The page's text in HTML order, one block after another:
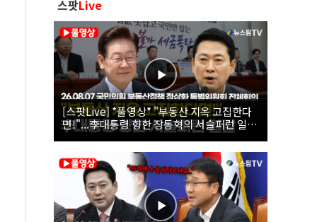
스팟Live
[스팟Live] *풀영상* "부동산 지옥 고집한다
면!"...李대통령 향한 장동혁의 서슬퍼런 일갈
| 26.08.07 국민의힘 부동산정책 정상화 특별
위원회 전체회의